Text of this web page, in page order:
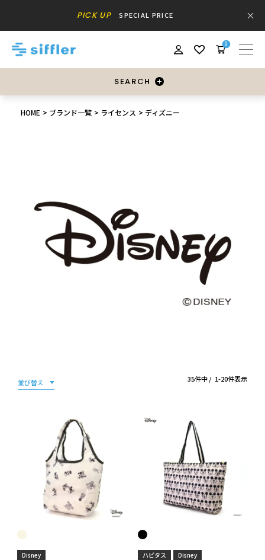
PICK UP SPECIAL PRICE
0
SEARCH
HOME ブランド一覧 ライセンス ディズニー
並び替え 35件中 1-20件表示
Disney
ハピタス
Disney